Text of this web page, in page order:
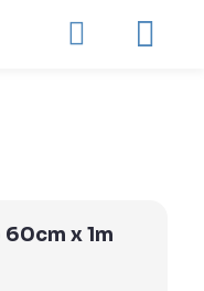
x 1m